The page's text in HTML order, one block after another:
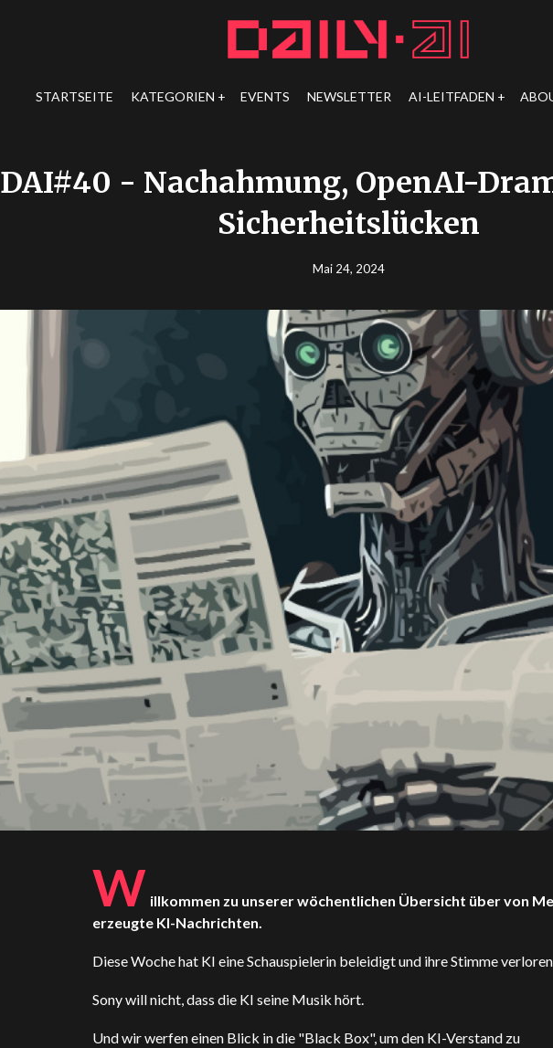
STARTSEITE KATEGORIEN EVENTS NEWSLETTER AI-LEITFADEN
DAI#40 - Nachahmung, OpenAI-
Sicherheitslücken
Mai 24, 2024
W illkommen zu unserer wöchentlichen Übersicht über von
erzeugte KI-Nachrichten.
Diese Woche hat KI eine Schauspielerin beleidigt und ihre Stimme
Sony will nicht, dass die KI seine Musik hört.
Und wir werfen einen Blick in die "Black Box", um den KI-Verstand zu